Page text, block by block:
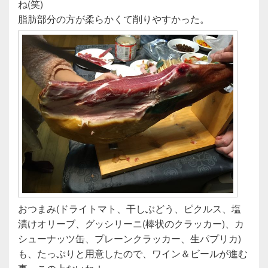
ね(笑)
脂肪部分の方が柔らかくて削りやすかった。
おつまみ(ドライトマト、干しぶどう、ピクルス、塩
漬けオリーブ、グッシリーニ(棒状のクラッカー)、カ
シューナッツ缶、プレーンクラッカー、生パプリカ)
も、たっぷりと用意したので、ワイン＆ビールが進む